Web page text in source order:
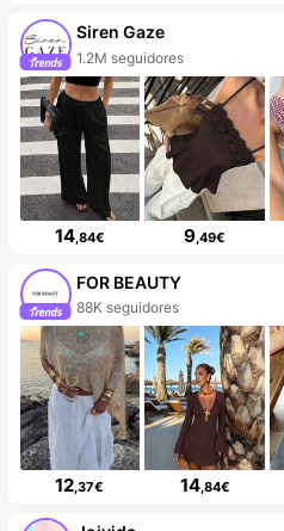
Siren Gaze
1.2M seguidores
14,84€ 9,49€
FOR BEAUTY
88K seguidores
12,37€ 14,84€